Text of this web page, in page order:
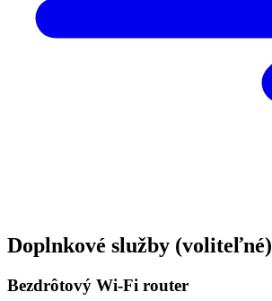
Doplnkové služby (voliteľné)
Bezdrôtový Wi-Fi router